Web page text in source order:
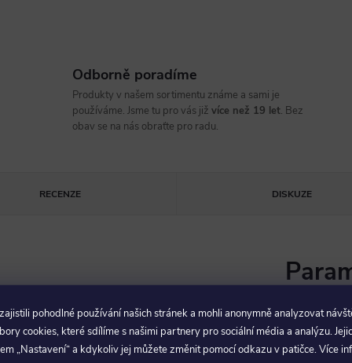
pohodlné používání našich stránek a mohli anonymně analyzovat
cookies, které sdílíme s našimi partnery pro sociální média a analýzu.
„Nastavení“ a kdykoliv jej můžete změnit pomocí odkazu v patičce. Více
Odborně poradíme
Produkty v našem sortimentu známe a sami je
používáme. Jsme tu pro vás již více než 19 let. Bez
obav se na nás obraťte pro radu.
RECENZE DISKUZE
Díky přiloženému
kolo. Perfektní na výlety a
EAN: